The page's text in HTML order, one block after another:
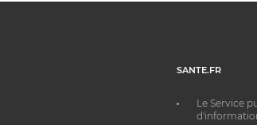
SANTE.FR
Le Service